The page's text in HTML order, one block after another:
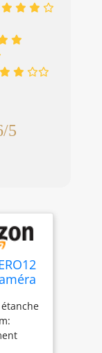
5
HD